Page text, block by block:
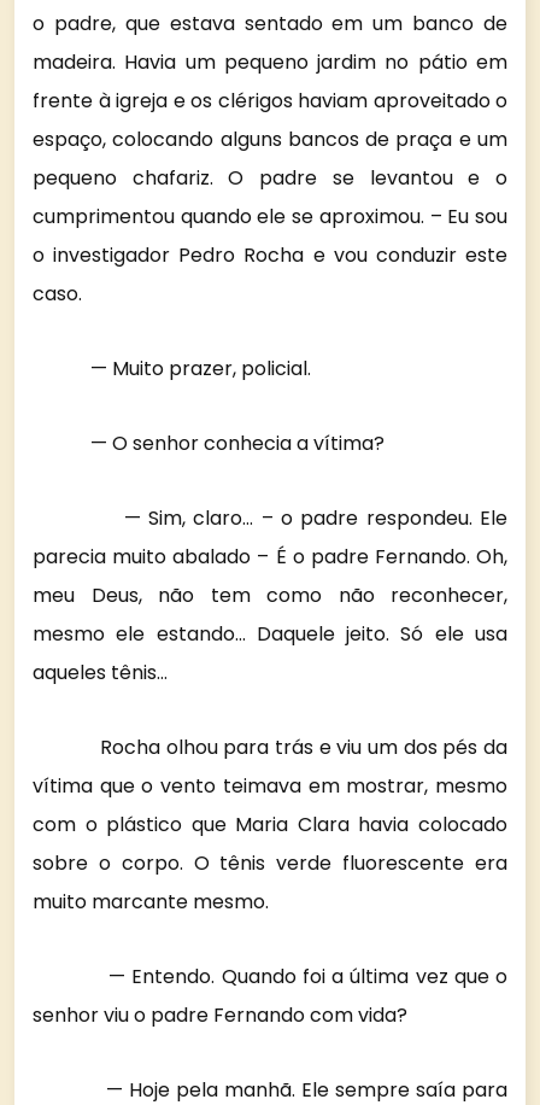
o padre, que estava sentado em um banco de
madeira. Havia um pequeno jardim no pátio em
frente à igreja e os clérigos haviam aproveitado o
espaço, colocando alguns bancos de praça e um
pequeno chafariz. O padre se levantou e o
cumprimentou quando ele se aproximou. – Eu sou
o investigador Pedro Rocha e vou conduzir este
caso.
— Muito prazer, policial.
— O senhor conhecia a vítima?
— Sim, claro… – o padre respondeu. Ele
parecia muito abalado – É o padre Fernando. Oh,
meu Deus, não tem como não reconhecer,
mesmo ele estando… Daquele jeito. Só ele usa
aqueles tênis…
Rocha olhou para trás e viu um dos pés da
vítima que o vento teimava em mostrar, mesmo
com o plástico que Maria Clara havia colocado
sobre o corpo. O tênis verde fluorescente era
muito marcante mesmo.
— Entendo. Quando foi a última vez que o
senhor viu o padre Fernando com vida?
— Hoje pela manhã. Ele sempre saía para